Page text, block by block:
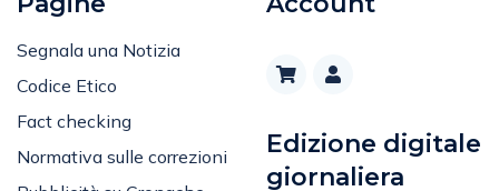
Codice Etico
Fact checking
Normativa sulle correzioni
Pubblicità su Cronache
giornaliera